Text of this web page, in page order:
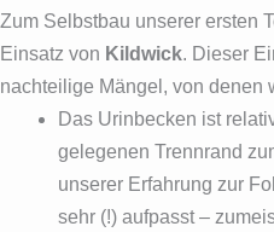
Zum Selbstbau unserer ersten
Einsatz von Kildwick. Dieser
nachteilige Mängel, von denen
Das Urinbecken ist
gelegenen Trennrand
unserer Erfahrung zur
sehr (!) aufpasst –